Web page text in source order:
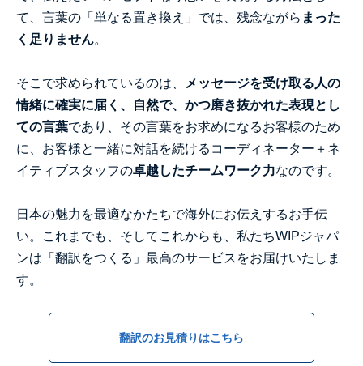
て、言葉の「単なる置き換え」では、残念ながら まった
く足りません。
そこで求められているのは、
メッセージを受け取る人の
情緒に確実に届く、自然で、かつ磨き抜かれた表現とし
ての言葉であり、その言葉をお求めになるお客様のため
に、お客様と一緒に対話を続けるコーディネーター＋ネ
イティブスタッフの卓越したチームワーク力なのです。
日本の魅力を最適なかたちで海外にお伝えするお手伝
い。これまでも、そしてこれからも、私たちWIPジャパ
ンは「翻訳をつくる」最高のサービスをお届けいたしま
す。
翻訳のお見積りはこちら